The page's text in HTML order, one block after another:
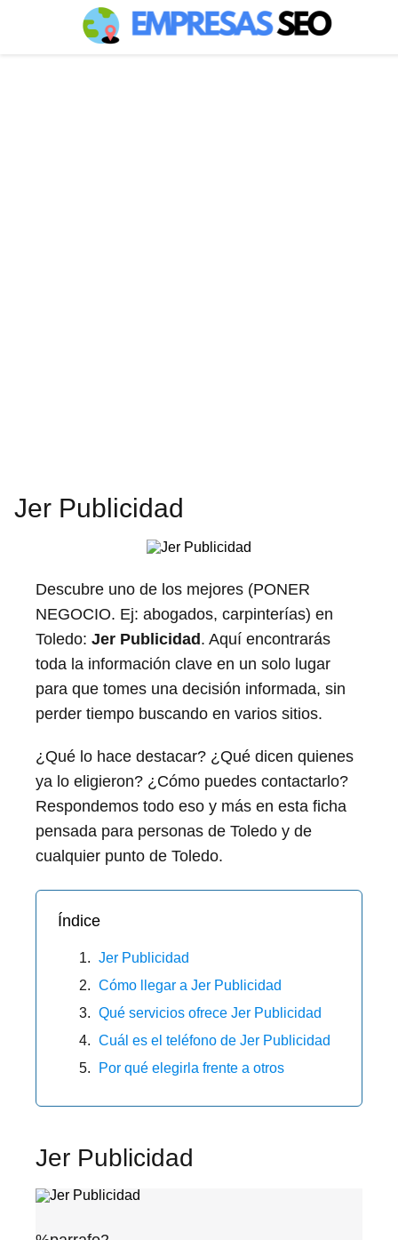
Jer Publicidad
Descubre uno de los mejores (PONER
NEGOCIO. Ej: abogados, carpinterías) en
Toledo: Jer Publicidad . Aquí encontrarás
toda la información clave en un solo lugar
para que tomes una decisión informada, sin
perder tiempo buscando en varios sitios.
¿Qué lo hace destacar? ¿Qué dicen quienes
ya lo eligieron? ¿Cómo puedes contactarlo?
Respondemos todo eso y más en esta ficha
pensada para personas de Toledo y de
cualquier punto de Toledo.
Índice
Jer Publicidad
Cómo llegar a Jer Publicidad
Qué servicios ofrece Jer Publicidad
Cuál es el teléfono de Jer Publicidad
Por qué elegirla frente a otros
Jer Publicidad